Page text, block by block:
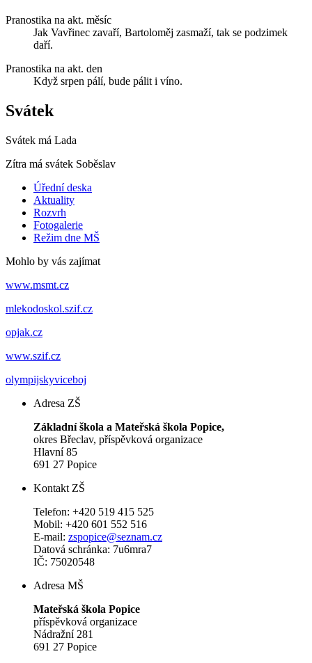
Pranostika na akt. měsíc
Jak Vavřinec zavaří, Bartoloměj zasmaží, tak se podzimek
daří.
Pranostika na akt. den
Když srpen pálí, bude pálit i víno.
Svátek
Svátek má Lada
Zítra má svátek Soběslav
Úřední deska
Aktuality
Rozvrh
Fotogalerie
Režim dne MŠ
Mohlo by vás zajímat
www.msmt.cz
mlekodoskol.szif.cz
opjak.cz
www.szif.cz
olympijskyviceboj
Adresa ZŠ
Základní škola a Mateřská škola Popice,
okres Břeclav, příspěvková organizace
Hlavní 85
691 27 Popice
Kontakt ZŠ
Telefon: +420 519 415 525
Mobil: +420 601 552 516
E-mail: zspopice@seznam.cz
Datová schránka: 7u6mra7
IČ: 75020548
Adresa MŠ
Mateřská škola Popice
příspěvková organizace
Nádražní 281
691 27 Popice